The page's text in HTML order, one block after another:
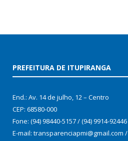
PREFEITURA DE ITUPIRANGA
End.: Av. 14 de julho, 12 – Centro
CEP: 68580-000
Fone: (94) 98440-5157 / (94) 9914-92446
E-mail: transparenciapmi@gmail.com /